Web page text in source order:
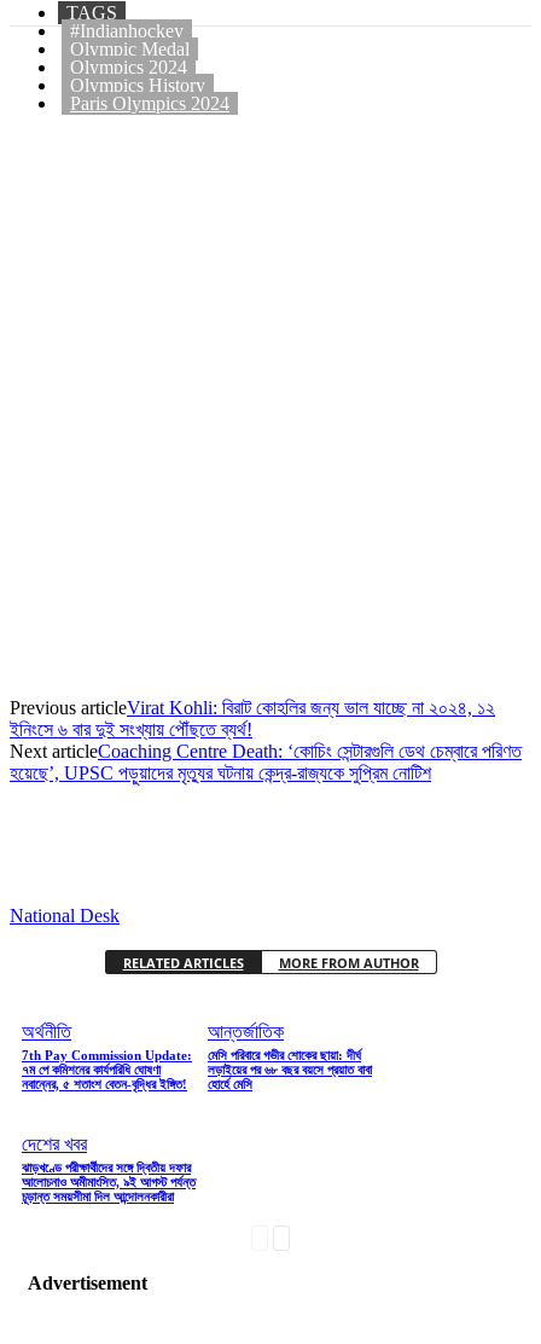
TAGS
#Indianhockey
Olympic Medal
Olympics 2024
Olympics History
Paris Olympics 2024
Previous articleVirat Kohli: বিরাট কোহলির জন্য ভাল যাচ্ছে না ২০২৪, ১২
ইনিংসে ৬ বার দুই সংখ্যায় পৌঁছতে ব্যর্থ!
Next articleCoaching Centre Death: ‘কোচিং সেন্টারগুলি ডেথ চেম্বারে পরিণত
হয়েছে’, UPSC পড়ুয়াদের মৃত্যুর ঘটনায় কেন্দ্র-রাজ্যকে সুপ্রিম নোটিশ
National Desk
RELATED ARTICLES MORE FROM AUTHOR
অর্থনীতি
7th Pay Commission Update:
৭ম পে কমিশনের কার্যপরিধি ঘোষণা
নবান্নের, ৫ শতাংশ বেতন-বৃদ্ধির ইঙ্গিত!
আন্তর্জাতিক
মেসি পরিবারে গভীর শোকের ছায়া: দীর্ঘ
লড়াইয়ের পর ৬৮ বছর বয়সে প্রয়াত বাবা
হোর্হে মেসি
দেশের খবর
ঝাড়খণ্ডে পরীক্ষার্থীদের সঙ্গে দ্বিতীয় দফার
আলোচনাও অমীমাংসিত, ৯ই আগস্ট পর্যন্ত
চূড়ান্ত সময়সীমা দিল আন্দোলনকারীরা
Advertisement